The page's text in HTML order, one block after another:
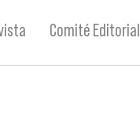
Comité Editorial